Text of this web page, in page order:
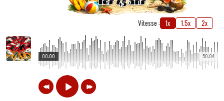
Vitesse : 1x 1.5x 2x
50:04
00:00